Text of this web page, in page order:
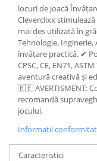
locuri de joacă
Cleverclixx
mai des utilizată în
Tehnologie,
învățare practică. ✔
CPSC, CE, EN71,
aventură creativă și
🇧🇪 AVERTISMENT:
recomandă
jocului.
Informatii
Caracteristici